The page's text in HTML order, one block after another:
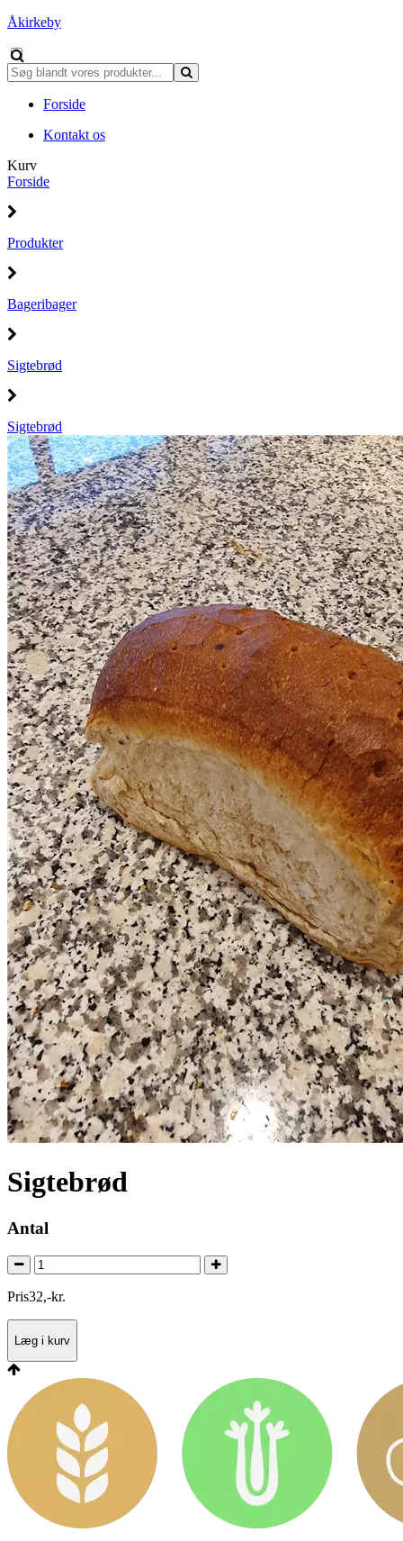
Åkirkeby
Forside
Kontakt os
Kurv
Forside
Produkter
Bageribager
Sigtebrød
Sigtebrød
Sigtebrød
Antal
Pris32,-kr.
Læg i kurv